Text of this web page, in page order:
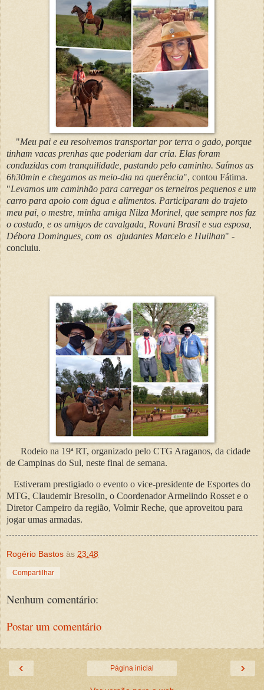
"Meu pai e eu resolvemos transportar por terra o gado, porque
tinham vacas prenhas que poderiam dar cria. Elas foram
conduzidas com tranquilidade, pastando pelo caminho. Saímos as
6h30min e chegamos as meio-dia na querência", contou Fátima.
"Levamos um caminhão para carregar os terneiros pequenos e um
carro para apoio com água e alimentos. Participaram do trajeto
meu pai, o mestre, minha amiga Nilza Morinel, que sempre nos faz
o costado, e os amigos de cavalgada, Rovani Brasil e sua esposa,
Débora Domingues, com os ajudantes Marcelo e Huilhan" -
concluiu.
Rodeio na 19ª RT, organizado pelo CTG Araganos, da cidade
de Campinas do Sul, neste final de semana.
Estiveram prestigiado o evento o vice-presidente de Esportes do
MTG, Claudemir Bresolin, o Coordenador Armelindo Rosset e o
Diretor Campeiro da região, Volmir Reche, que aproveitou para
jogar umas armadas.
Rogério Bastos às 23:48
Compartilhar
Nenhum comentário:
Postar um comentário
‹ ›
Página inicial